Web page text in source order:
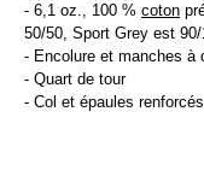
- 6,1 oz., 100 % coton
50/50, Sport Grey est
- Encolure et manches à
- Quart de tour
- Col et épaules renforcés